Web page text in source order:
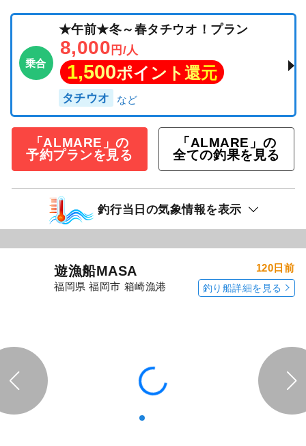
乗合
★午前★冬～春タチウオ！プラン
8,000 円/人
1,500ポイント還元
タチウオ
「ALMARE」の
予約プランを見る
「ALMARE」の
全ての釣果を見る
釣行当日の気象情報を表示
遊漁船MASA
福岡県 福岡市 箱崎漁港
120日前
釣り船詳細を見る